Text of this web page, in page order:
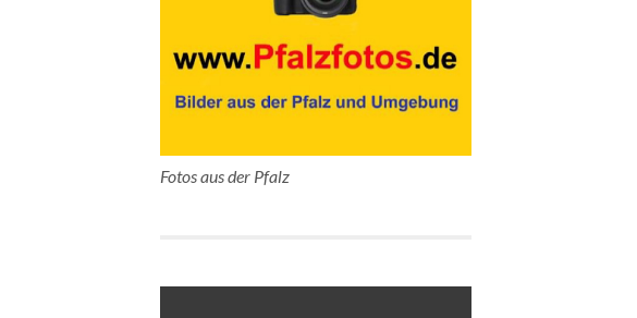
Fotos aus der Pfalz